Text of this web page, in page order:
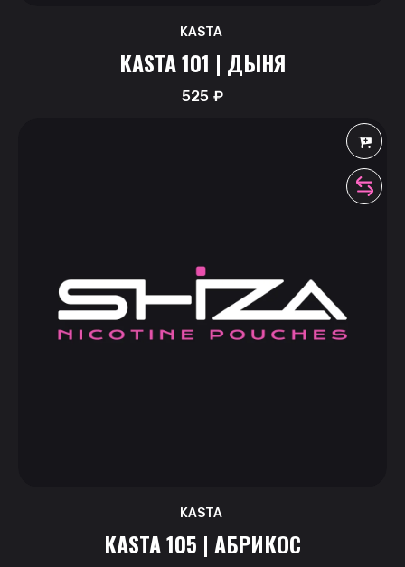
KASTA
KASTA 101 | ДЫНЯ
525₽
KASTA
KASTA 105 | АБРИКОС